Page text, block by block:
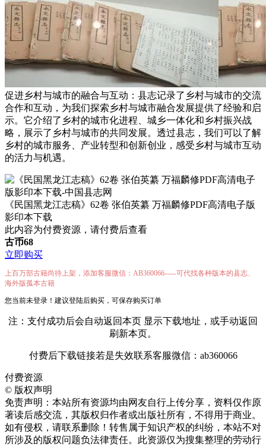
促进乡村与城市的融合与互动：县志记录了乡村与城市的交流
合作和互动，为我们探索乡村与城市融合发展提供了经验和启
示。它介绍了乡村的城市化进程、城乡一体化和乡村振兴战
略，展示了乡村与城市的共同发展。透过县志，我们可以了解
乡村的城市服务、产业转型和创新创业，感受乡村与城市互动
的活力与机遇。
《民国黑龙江志稿》62卷 张伯英纂 万福麟修PDF高清电子版
影印本下载
此内容为付费资源，请付费后查看
古币68
立即购买
上百万部古籍尚待上架，添加客服微信：AB360066-----可代找各种版本的县志、
海外版孤本古籍
您当前未登录！建议登陆后购买，可保存购买订单
注：支付成功后会自动返回本页 显示下载地址，或手动返回
刷新本页。
付费后下载链接若是失效联系客服微信：ab360066
付费资源
© 版权声明
免责声明：本站所有资源均由网友自行上传分享，资料仅作原
著读后感交流，其版权归作者或出版社所有，不得用于商业。
如有侵权，请联系删除！转售属于知识产权的纠纷，本站不对
所涉及的版权问题负法律责任。此资源仅为搜集整理的劳动行